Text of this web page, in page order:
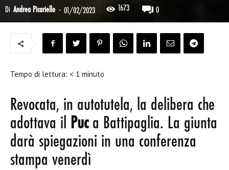
Di Andrea Picariello - 01/02/2023 1673 0
Tempo di lettura: < 1 minuto
Revocata, in autotutela, la delibera che
adottava il Puca Battipaglia. La giunta
darà spiegazioni in una conferenza
stampa venerdì